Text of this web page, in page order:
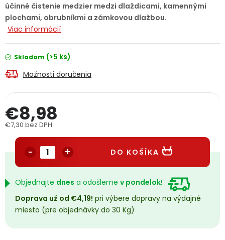
Kontakty
PODPORA
Reklamačný formulár
Podmienky ochrany osobných údajov
Přihlášení
účinné čistenie medzier medzi dlaždicami, kamennými
plochami, obrubníkmi a zámkovou dlažbou.
Viac informácií
Skladom (>5 ks)
Možnosti doručenia
€8,98
€7,30 bez DPH
DO KOŠÍKA
Objednajte dnes a odošleme v pondelok!
Doprava už od €4,19! pri výbere dopravy na výdajné
miesto (pre objednávky do 30 Kg)